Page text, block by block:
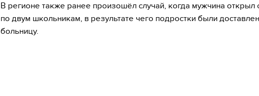
В регионе также ранее произошёл случай, когда мужчина открыл
по двум школьникам, в результате чего подростки были
больницу.